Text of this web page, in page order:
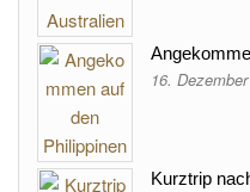
16.
Kurztrip